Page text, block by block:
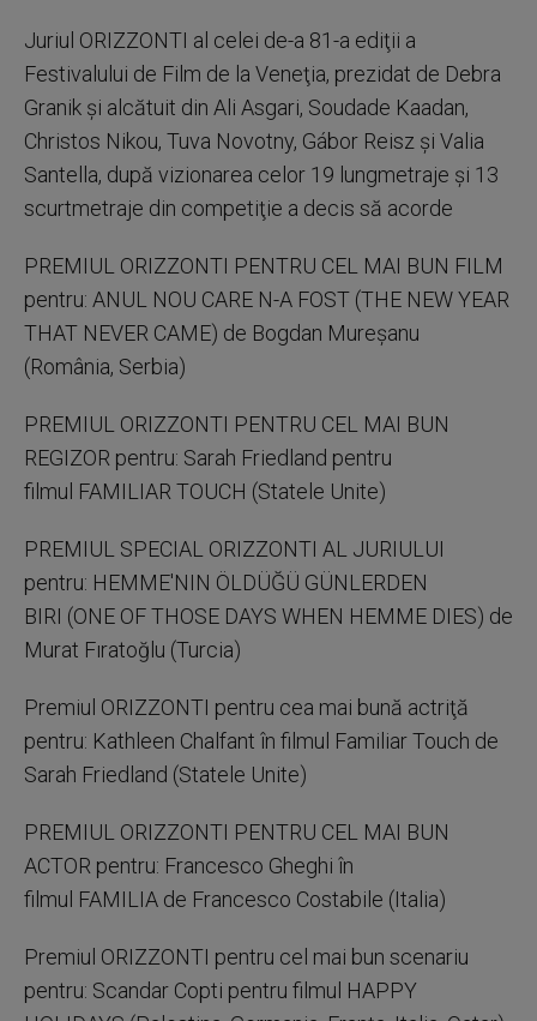
Juriul ORIZZONTI al celei de-a 81-a ediţii a
Festivalului de Film de la Veneţia, prezidat de Debra
Granik şi alcătuit din Ali Asgari, Soudade Kaadan,
Christos Nikou, Tuva Novotny, Gábor Reisz şi Valia
Santella, după vizionarea celor 19 lungmetraje şi 13
scurtmetraje din competiţie a decis să acorde
PREMIUL ORIZZONTI PENTRU CEL MAI BUN FILM
pentru: ANUL NOU CARE N-A FOST (THE NEW YEAR
THAT NEVER CAME) de Bogdan Mureşanu
(România, Serbia)
PREMIUL ORIZZONTI PENTRU CEL MAI BUN
REGIZOR pentru: Sarah Friedland pentru
filmul FAMILIAR TOUCH (Statele Unite)
PREMIUL SPECIAL ORIZZONTI AL JURIULUI
pentru: HEMME'NIN ÖLDÜĞÜ GÜNLERDEN
BIRI (ONE OF THOSE DAYS WHEN HEMME DIES) de
Murat Fıratoğlu (Turcia)
Premiul ORIZZONTI pentru cea mai bună actriţă
pentru: Kathleen Chalfant în filmul Familiar Touch de
Sarah Friedland (Statele Unite)
PREMIUL ORIZZONTI PENTRU CEL MAI BUN
ACTOR pentru: Francesco Gheghi în
filmul FAMILIA de Francesco Costabile (Italia)
Premiul ORIZZONTI pentru cel mai bun scenariu
pentru: Scandar Copti pentru filmul HAPPY